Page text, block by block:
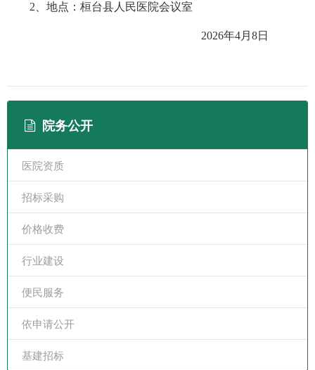
2 、地点 ： 桓台县人民医院会议室
2026年4月 8日
院务公开
医院资质
招标采购
价格收费
行业建设
便民服务
依申请公开
基建招标